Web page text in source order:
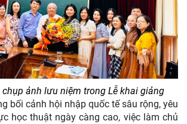
chụp ảnh lưu niệm trong Lễ khai giảng
bối cảnh hội nhập quốc tế sâu rộng, yêu
học thuật ngày càng cao, việc làm chủ